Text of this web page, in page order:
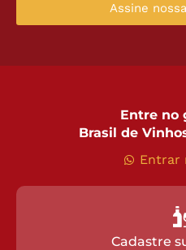
Assine
Entre no
Brasil de
Entrar
Cadastre